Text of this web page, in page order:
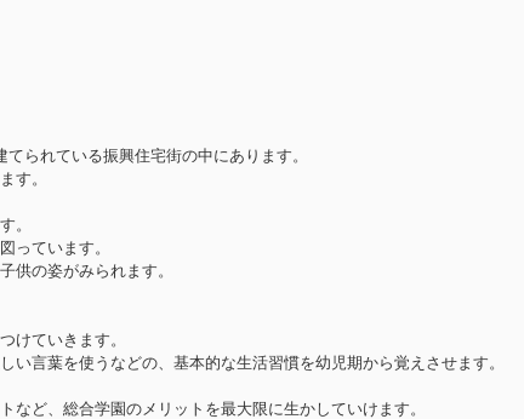
られている振興住宅街の中にあります。
す。
。
っています。
供の姿がみられます。
けていきます。
言葉を使うなどの、基本的な生活習慣を幼児期から覚えさせます。
ど、総合学園のメリットを最大限に生かしていけます。